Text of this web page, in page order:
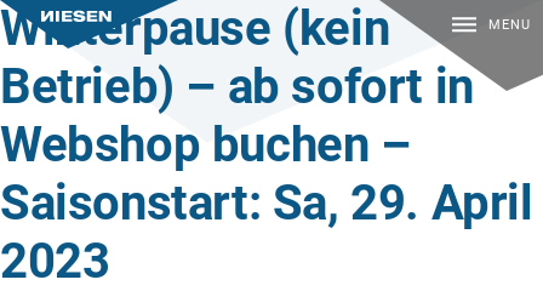
MENU
Winterpause (kein
Betrieb) – ab sofort in
Webshop buchen –
Saisonstart: Sa, 29. April
2023